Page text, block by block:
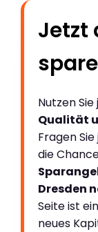
Jetzt
Nutzen
Qualität
Fragen
die
Dresden
Seite ist
neues